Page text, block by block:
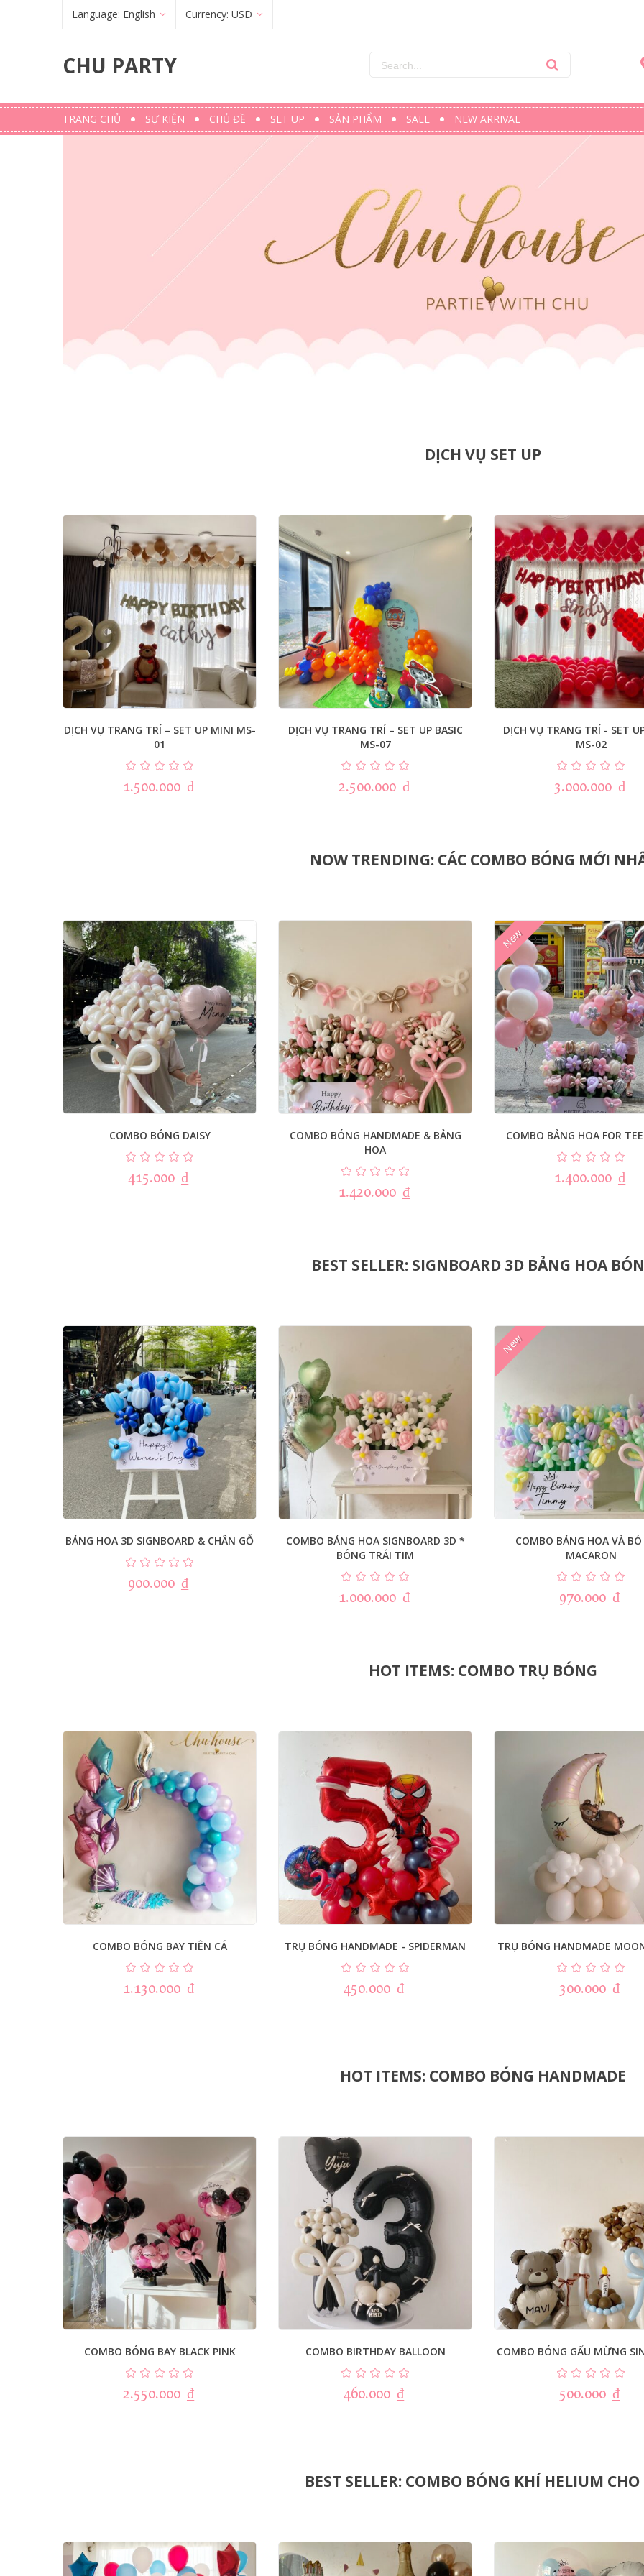
Language: English
English
Currency: USD
CHU PARTY
TRANG CHỦ SỰ KIỆN CHỦ ĐỀ SET UP SẢN PHẨM SALE NEW ARRIVAL
DỊCH VỤ SET UP
DỊCH VỤ TRANG TRÍ – SET UP MINI MS-
01
1.500.000 ₫
DỊCH VỤ TRANG TRÍ – SET UP BASIC
MS-07
2.500.000 ₫
DỊCH VỤ TRANG TRÍ - SET
MS-02
3.000.000 ₫
NOW TRENDING: CÁC COMBO BÓNG MỚI
COMBO BÓNG DAISY
415.000 ₫
COMBO BÓNG HANDMADE & BẢNG
HOA
1.420.000 ₫
New
COMBO BẢNG HOA FOR
1.400.000 ₫
BEST SELLER: SIGNBOARD 3D BẢNG HOA
BẢNG HOA 3D SIGNBOARD & CHÂN GỖ
900.000 ₫
COMBO BẢNG HOA SIGNBOARD 3D *
BÓNG TRÁI TIM
1.000.000 ₫
New
COMBO BẢNG HOA VÀ
MACARON
970.000 ₫
HOT ITEMS: COMBO TRỤ BÓNG
COMBO BÓNG BAY TIÊN CÁ
1.130.000 ₫
TRỤ BÓNG HANDMADE - SPIDERMAN
450.000 ₫
TRỤ BÓNG HANDMADE
300.000 ₫
HOT ITEMS: COMBO BÓNG HANDMADE
COMBO BÓNG BAY BLACK PINK
2.550.000 ₫
COMBO BIRTHDAY BALLOON
460.000 ₫
COMBO BÓNG GẤU MỪNG
500.000 ₫
BEST SELLER: COMBO BÓNG KHÍ HELIUM CHO